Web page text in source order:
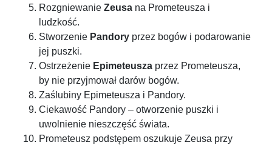
Rozgniewanie Zeusa na Prometeusza i
ludzkość.
Stworzenie Pandory przez bogów i podarowanie
jej puszki.
Ostrzeżenie Epimeteusza przez Prometeusza,
by nie przyjmował darów bogów.
Zaślubiny Epimeteusza i Pandory.
Ciekawość Pandory – otworzenie puszki i
uwolnienie nieszczęść świata.
Prometeusz podstępem oszukuje Zeusa przy